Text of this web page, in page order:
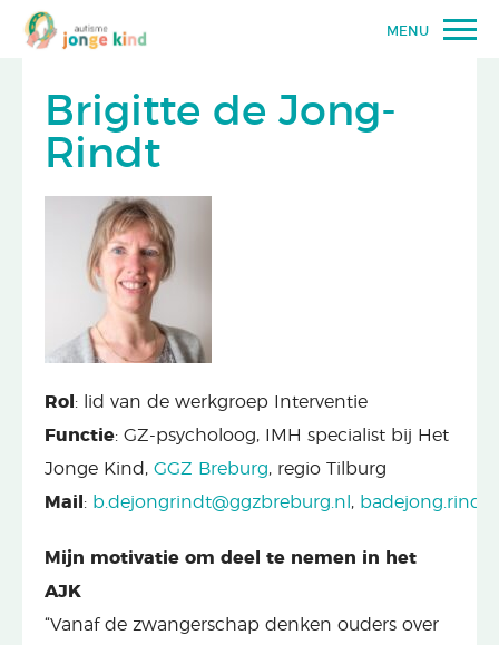
MENU
Brigitte de Jong-
Rindt
Rol :
lid van de werkgroep Interventie
Functie: GZ-psycholoog, IMH specialist bij Het
Jonge Kind, GGZ Breburg, regio Tilburg
Mail : b.dejongrindt@ggzbreburg.nl ,
Mijn motivatie om deel te nemen in het
AJK
“Vanaf de zwangerschap denken ouders over